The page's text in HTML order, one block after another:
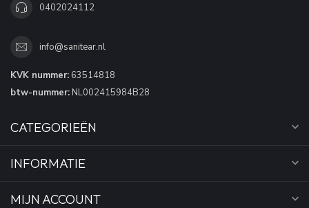
0402024112
info@sanitear.nl
KVK nummer: 63514818
btw-nummer: NL002415984B28
CATEGORIEËN
INFORMATIE
MIJN ACCOUNT